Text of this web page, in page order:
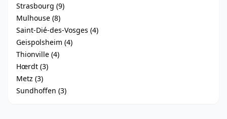
Strasbourg (9)
Mulhouse (8)
Saint-Dié-des-Vosges (4)
Geispolsheim (4)
Thionville (4)
Hœrdt (3)
Metz (3)
Sundhoffen (3)